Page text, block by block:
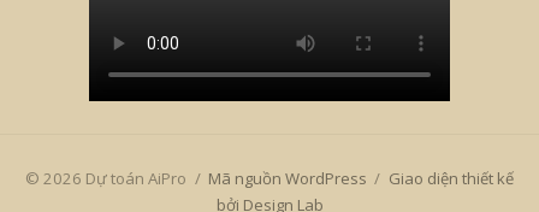
© 2026 Dự toán AiPro / Mã nguồn WordPress / Giao diện thiết kế
bởi Design Lab